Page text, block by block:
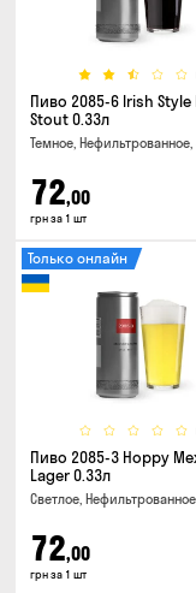
Пиво 2085-6 Irish Style
Stout 0.33л
Темное, Нефильтрованное,
72,00
грн за 1 шт
Только онлайн
Пиво 2085-3 Hoppy
Lager 0.33л
Светлое,
72,00
грн за 1 шт